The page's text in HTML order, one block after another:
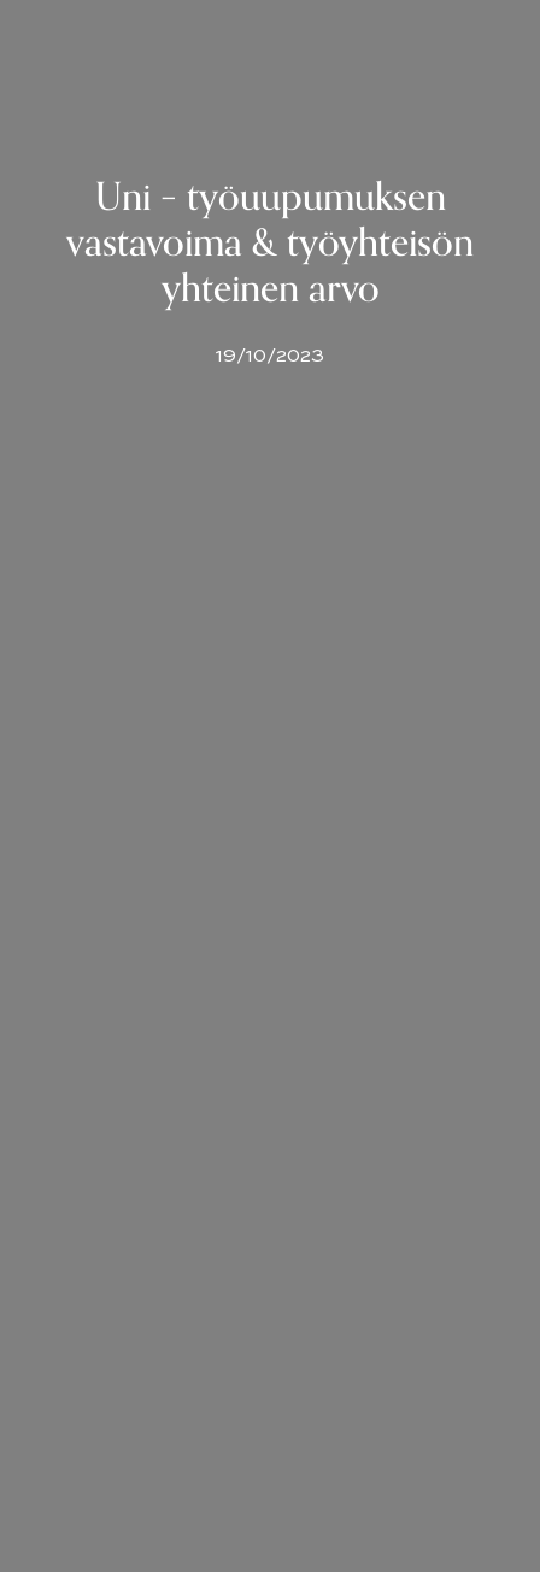
Uni – työuupumuksen
vastavoima & työyhteisön
yhteinen arvo
19/10/2023